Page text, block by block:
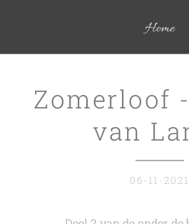
Home
Zomerloof
van
06-11-2021